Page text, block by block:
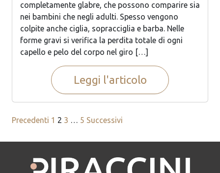
completamente glabre, che possono comparire sia
nei bambini che negli adulti. Spesso vengono
colpite anche ciglia, sopracciglia e barba. Nelle
forme gravi si verifica la perdita totale di ogni
capello e pelo del corpo nel giro […]
Leggi l'articolo
Paginazione
Precedenti 1 2 3 5 Successivi